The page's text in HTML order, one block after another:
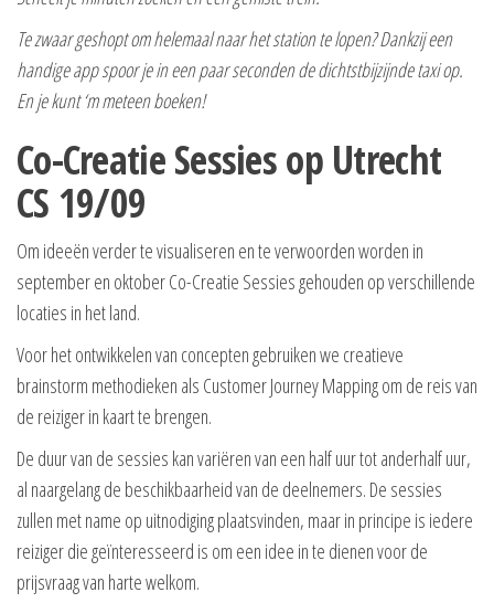
Te zwaar geshopt om helemaal naar het station te lopen? Dankzij een
handige app spoor je in een paar seconden de dichtstbijzijnde taxi op.
En je kunt ‘m meteen boeken!
Co-Creatie Sessies op Utrecht
CS 19/09
Om ideeën verder te visualiseren en te verwoorden worden in
september en oktober Co-Creatie Sessies gehouden op verschillende
locaties in het land.
Voor het ontwikkelen van concepten gebruiken we creatieve
brainstorm methodieken als Customer Journey Mapping om de reis van
de reiziger in kaart te brengen.
De duur van de sessies kan variëren van een half uur tot anderhalf uur,
al naargelang de beschikbaarheid van de deelnemers. De sessies
zullen met name op uitnodiging plaatsvinden, maar in principe is iedere
reiziger die geïnteresseerd is om een idee in te dienen voor de
prijsvraag van harte welkom.